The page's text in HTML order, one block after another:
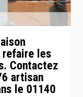
refaire les
Contactez
artisan
le 01140